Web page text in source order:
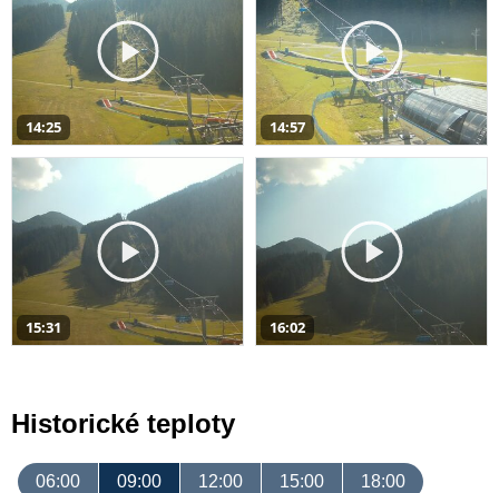
14:25 14:57
15:31 16:02
Historické teploty
06:00 09:00 12:00 15:00 18:00